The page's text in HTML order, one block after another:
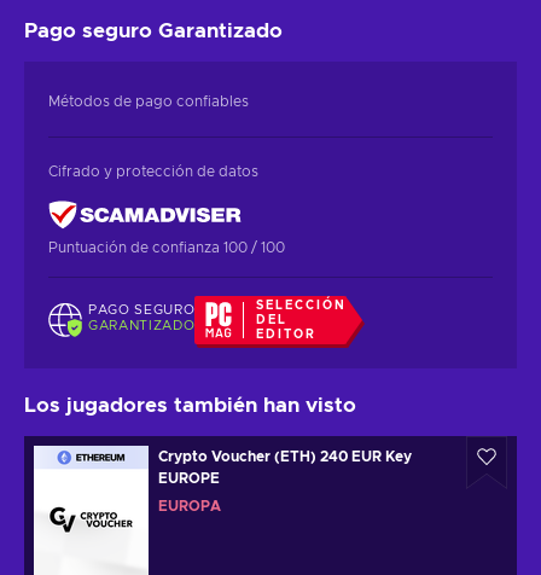
Pago seguro Garantizado
Métodos de pago confiables
Cifrado y protección de datos
Puntuación de confianza 100 / 100
PAGO SEGURO
GARANTIZADO
SELECCIÓN
DEL
EDITOR
Los jugadores también han visto
Crypto Voucher (ETH) 240 EUR Key
EUROPE
EUROPA